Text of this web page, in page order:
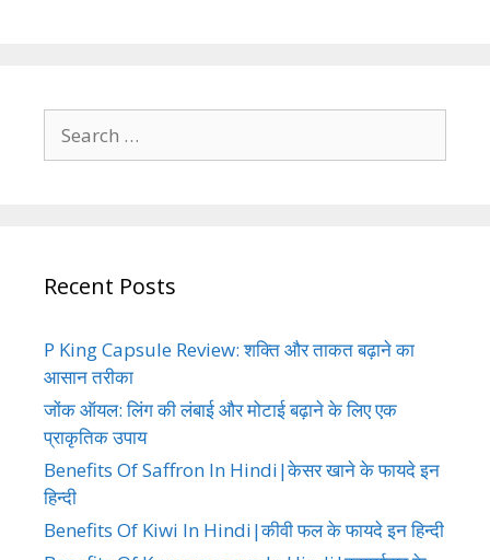
for:
Recent Posts
P King Capsule Review: शक्ति और ताकत बढ़ाने का
आसान तरीका
जोंक ऑयल: लिंग की लंबाई और मोटाई बढ़ाने के लिए एक
प्राकृतिक उपाय
Benefits Of Saffron In Hindi|केसर खाने के फायदे इन
हिन्दी
Benefits Of Kiwi In Hindi|कीवी फल के फायदे इन हिन्दी